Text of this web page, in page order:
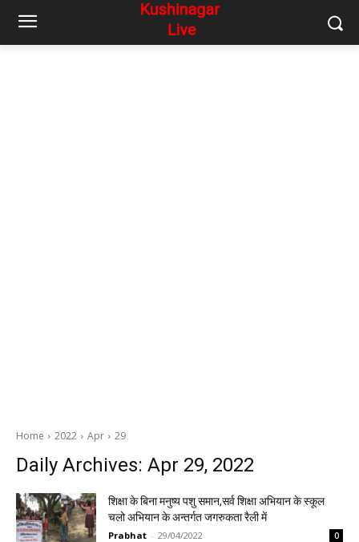
Home 2022 Apr 29
Daily Archives: Apr 29, 2022
शिक्षा के बिना मनुष्य पशु समान,सर्व शिक्षा अभियान के स्कूल
चलो अभियान के अन्तर्गत जगरुकता रैली में
Prabhat - 29/04/2022 0